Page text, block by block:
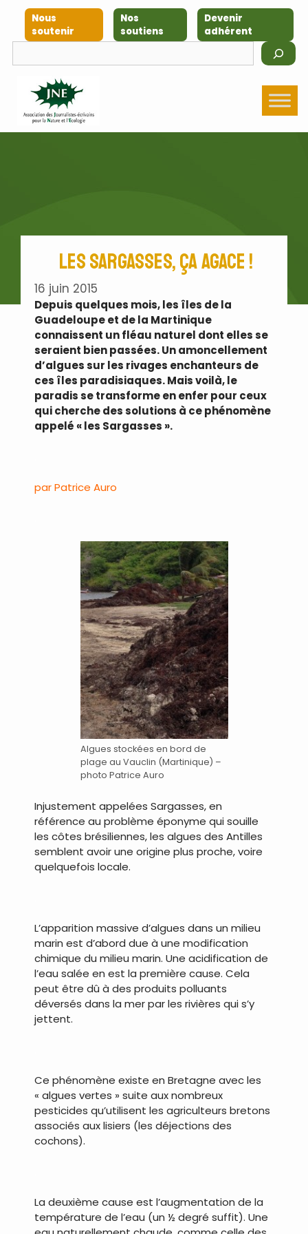
contenu
Nous
soutenir
Nos
soutiens
Devenir
adhérent
Les Sargasses, ça agace !
16 juin 2015
Depuis quelques mois, les îles de la
Guadeloupe et de la Martinique
connaissent un fléau naturel dont elles se
seraient bien passées. Un amoncellement
d’algues sur les rivages enchanteurs de
ces îles paradisiaques. Mais voilà, le
paradis se transforme en enfer pour ceux
qui cherche des solutions à ce phénomène
appelé « les Sargasses ».
par Patrice Auro
Algues stockées en bord de
plage au Vauclin (Martinique) –
photo Patrice Auro
Injustement appelées Sargasses, en
référence au problème éponyme qui souille
les côtes brésiliennes, les algues des Antilles
semblent avoir une origine plus proche, voire
quelquefois locale.
L’apparition massive d’algues dans un milieu
marin est d’abord due à une modification
chimique du milieu marin. Une acidification de
l’eau salée en est la première cause. Cela
peut être dû à des produits polluants
déversés dans la mer par les rivières qui s’y
jettent.
Ce phénomène existe en Bretagne avec les
« algues vertes » suite aux nombreux
pesticides qu’utilisent les agriculteurs bretons
associés aux lisiers (les déjections des
cochons).
La deuxième cause est l’augmentation de la
température de l’eau (un ½ degré suffit). Une